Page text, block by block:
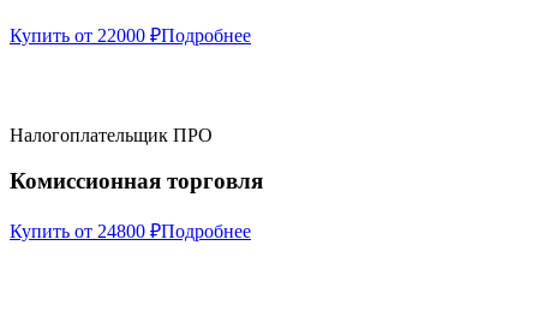
Купить от 22000 ₽Подробнее
Налогоплательщик ПРО
Комиссионная торговля
Купить от 24800 ₽Подробнее